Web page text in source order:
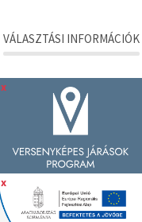
VÁLASZTÁSI INFORMÁCIÓK
x
x